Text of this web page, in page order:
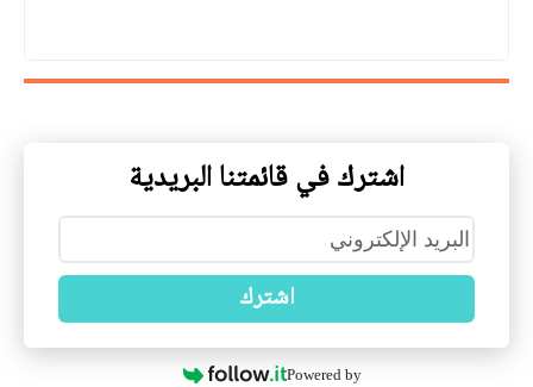
اشترك في قائمتنا البريدية
اشترك
Powered by